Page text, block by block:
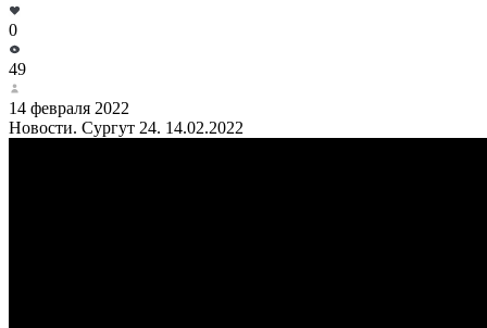
0
49
14 февраля 2022
Новости. Сургут 24. 14.02.2022